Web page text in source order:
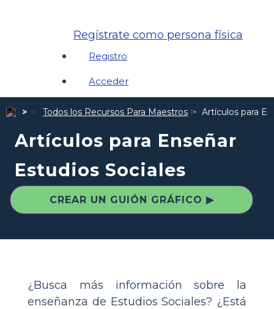
Regístrate como persona física
Registro
Acceder
Todos los Recursos Para Maestros Artículos para
Artículos para Enseñar
Estudios Sociales
CREAR UN GUIÓN GRÁFICO ▶
¿Busca más información sobre la
enseñanza de Estudios Sociales? ¿Está